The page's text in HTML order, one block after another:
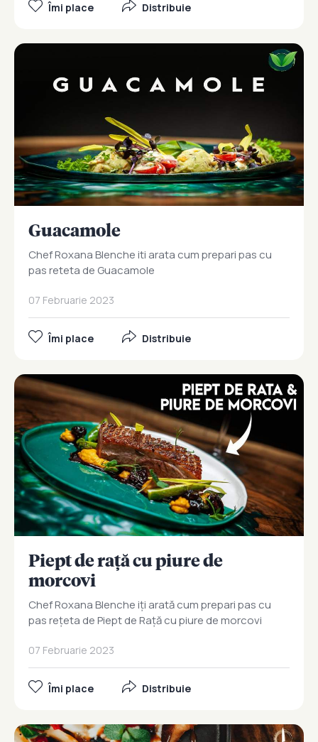
Îmi place Distribuie
Guacamole
Chef Roxana Blenche iti arata cum prepari pas cu
pas reteta de Guacamole
07 Februarie 2023
Îmi place Distribuie
Piept de rață cu piure de
morcovi
Chef Roxana Blenche iți arată cum prepari pas cu
pas rețeta de Piept de Rață cu piure de morcovi
07 Februarie 2023
Îmi place Distribuie